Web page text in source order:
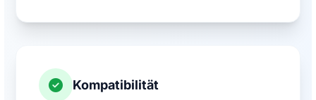
Kompatibilität